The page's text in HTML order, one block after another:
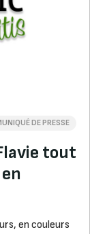
DE PRESSE
tout
en couleurs